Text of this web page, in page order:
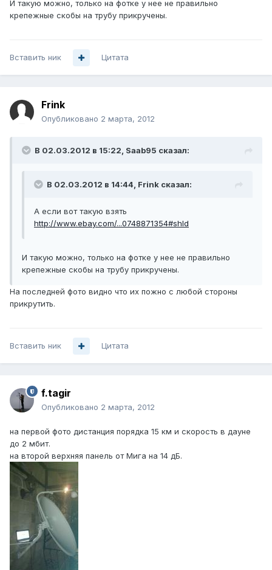
И такую можно, только на фотке у нее не правильно
крепежные скобы на трубу прикручены.
Вставить ник Цитата
Frink
Опубликовано 2 марта, 2012
В 02.03.2012 в 15:22, Saab95 сказал:
В 02.03.2012 в 14:44, Frink сказал:
А если вот такую взять
http://www.ebay.com/...0748871354#shId
И такую можно, только на фотке у нее не правильно
крепежные скобы на трубу прикручены.
На последней фото видно что их пожно с любой стороны
прикрутить.
Вставить ник Цитата
f.tagir
Опубликовано 2 марта, 2012
на первой фото дистанция порядка 15 км и скорость в дауне
до 2 мбит.
на второй верхняя панель от Мига на 14 дБ.